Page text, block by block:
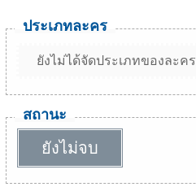
ประเภทละคร
ยังไม่ได้จัดประเภทของละคร
สถานะ
ยังไม่จบ